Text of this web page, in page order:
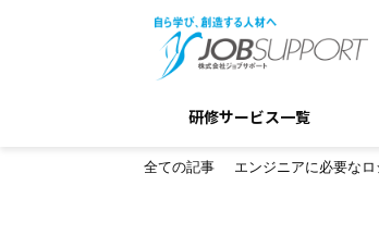
研修サービス一覧
全ての記事 エンジニアに必要な